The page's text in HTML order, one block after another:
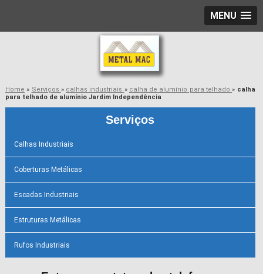
MENU
Home » Serviços » calhas industriais » calha de alumínio para telhado» calha
para telhado de alumínio Jardim Independência
Serviços
Calhas Industriais
Coberturas Metálicas
Escadas Industriais
Estruturas Metálicas
Rufos Industriais